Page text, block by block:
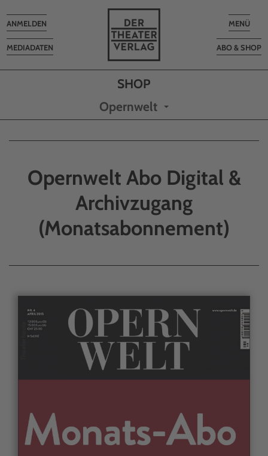
Toggle
MENÜ
ABO & SHOP
MEDIADATEN
Toggle
navigation
ANMELDEN
Opernwelt
Opernwelt Abo Digital &
Archivzugang
(Monatsabonnement)